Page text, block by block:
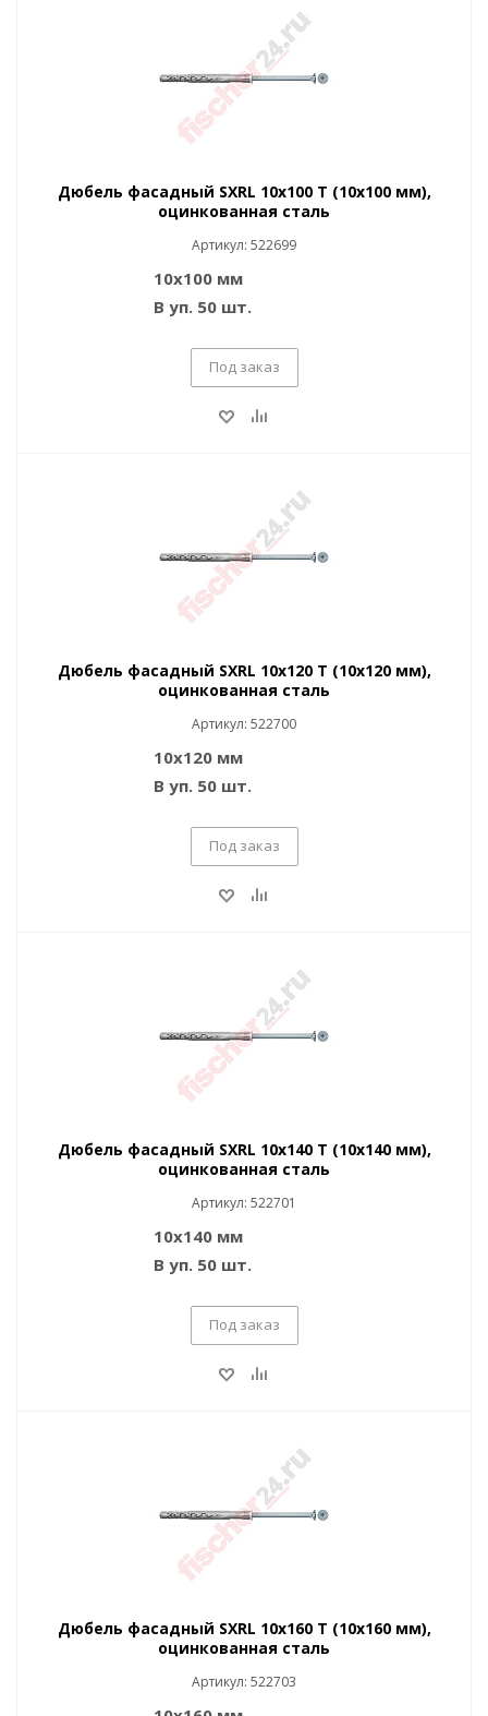
Дюбель фасадный SXRL 10x100 T (10x100 мм),
оцинкованная сталь
Артикул: 522699
10x100 мм
В уп. 50 шт.
Под заказ
Дюбель фасадный SXRL 10x120 T (10x120 мм),
оцинкованная сталь
Артикул: 522700
10x120 мм
В уп. 50 шт.
Под заказ
Дюбель фасадный SXRL 10x140 T (10x140 мм),
оцинкованная сталь
Артикул: 522701
10x140 мм
В уп. 50 шт.
Под заказ
Дюбель фасадный SXRL 10x160 T (10x160 мм),
оцинкованная сталь
Артикул: 522703